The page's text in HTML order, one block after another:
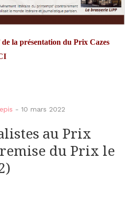
la présentation du Prix Cazes
- 10 mars 2022
au Prix
du Prix le